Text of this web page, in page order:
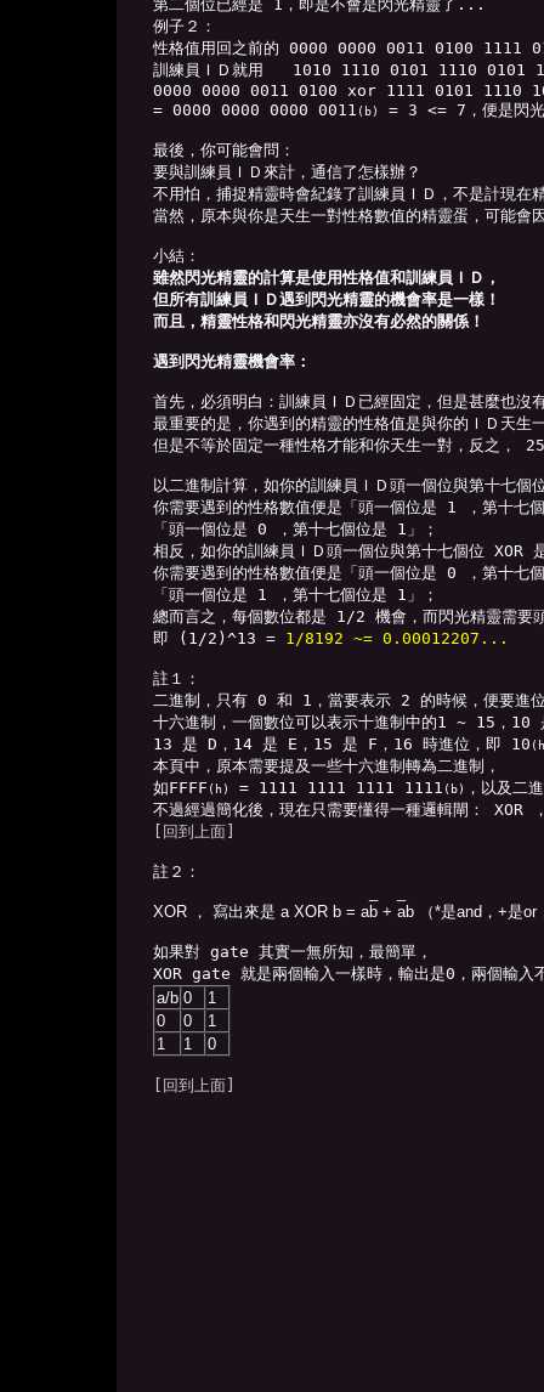
第二個位已經是 1，即是不會是閃光精靈了...
例子２：
性格值用回之前的 0000 0000 0011 0100 1111
訓練員ＩＤ就用   1010 1110 0101 1110 0101
0000 0000 0011 0100 xor 1111 0101 1110
= 0000 0000 0000 0011 (b) = 3 <= 7，便是閃光
最後，你可能會問：
要與訓練員ＩＤ來計，通信了怎樣辦？
不用怕，捕捉精靈時會紀錄了訓練員ＩＤ，不是計現在
當然，原本與你是天生一對性格數值的精靈蛋，可能會
雖然閃光精靈的計算是使用性格值和訓練員ＩＤ，
但所有訓練員ＩＤ遇到閃光精靈的機會率是一樣！
而且，精靈性格和閃光精靈亦沒有必然的關係！
遇到閃光精靈機會率：
首先，必須明白：訓練員ＩＤ已經固定，但是甚麼也沒
最重要的是，你遇到的精靈的性格值是與你的ＩＤ天生
但是不等於固定一種性格才能和你天生一對，反之，
以二進制計算，如你的訓練員ＩＤ頭一個位與第十七
你需要遇到的性格數值便是「頭一個位是 1 ，第十七
「頭一個位是 0 ，第十七個位是 1」；
相反，如你的訓練員ＩＤ頭一個位與第十七個位 XOR
你需要遇到的性格數值便是「頭一個位是 0 ，第十七
「頭一個位是 1 ，第十七個位是 1」；
總而言之，每個數位都是 1/2 機會，而閃光精靈需要
即 (1/2)^13 = 1/8192 ~= 0.00012207...
註１：
二進制，只有 0 和 1，當要表示 2 的時候，便要進
十六進制，一個數位可以表示十進制中的1 ~ 15，
13 是 D，14 是 E，15 是 F，16 時進位，即 10
本頁中，原本需要提及一些十六進制轉為二進制，
如FFFF (h) = 1111 1111 1111 1111 (b) ，以及二
[回到上面]
XOR ， 寫出來是 a XOR b = ab + ab （*是and，+是or
如果對 gate 其實一無所知，最簡單，
a/b 0
1
0
0
1
1
1 0
[回到上面]